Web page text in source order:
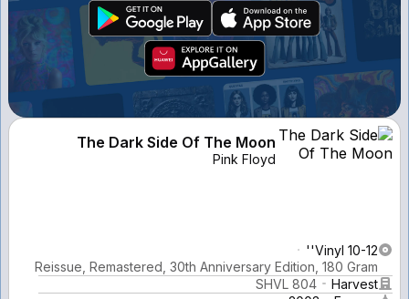
The Dark Side Of The Moon
Pink Floyd
Vinyl 10-12''
Reissue, Remastered, 30th Anniversary Edition, 180 Gram
Harvest
SHVL 804